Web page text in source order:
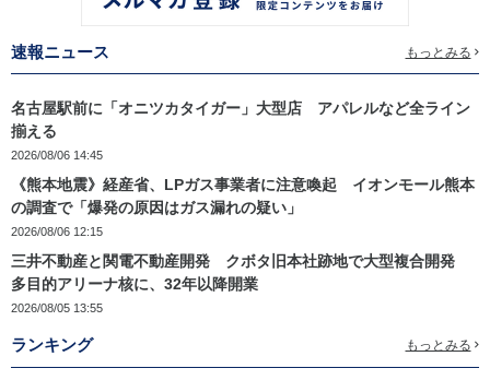
速報ニュース もっとみる
名古屋駅前に「オニツカタイガー」大型店 アパレルなど全ライン
揃える
2026/08/06 14:45
《熊本地震》経産省、LPガス事業者に注意喚起 イオンモール熊本
の調査で「爆発の原因はガス漏れの疑い」
2026/08/06 12:15
三井不動産と関電不動産開発 クボタ旧本社跡地で大型複合開発
多目的アリーナ核に、32年以降開業
2026/08/05 13:55
ランキング もっとみる